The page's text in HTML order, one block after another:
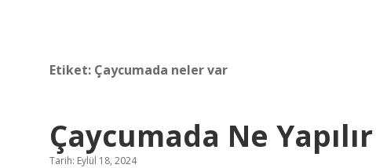
Etiket: Çaycumada neler var
Çaycumada Ne Yapılır
Tarih: Eylül 18, 2024